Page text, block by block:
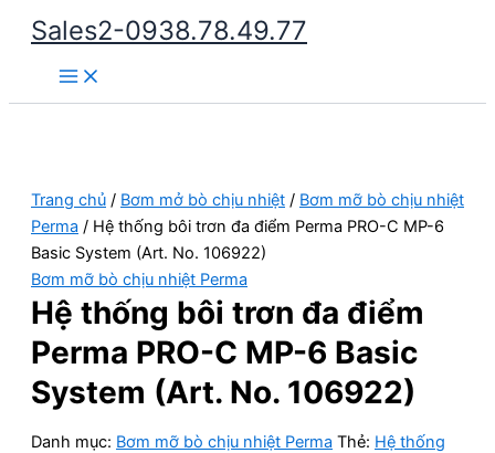
Nhảy
dung
Sales2-0938.78.49.77
Main
Menu
Trang chủ / Bơm mở bò chịu nhiệt / Bơm mỡ bò chịu nhiệt
Perma / Hệ thống bôi trơn đa điểm Perma PRO-C MP-6
Basic System (Art. No. 106922)
Bơm mỡ bò chịu nhiệt Perma
Hệ thống bôi trơn đa điểm
Perma PRO-C MP-6 Basic
System (Art. No. 106922)
Danh mục: Bơm mỡ bò chịu nhiệt Perma Thẻ: Hệ thống